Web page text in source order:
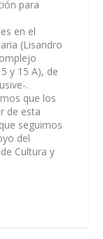
para
en el
(Lisandro
y 15 A), de
.
que los
de esta
seguimos
del
Cultura y